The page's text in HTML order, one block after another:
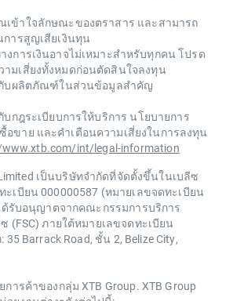
ข้าใจลักษณะของตราสาร และสามารถ
การสูญเสียเงินทุน
งการเงินอาจไม่เหมาะสำหรับทุกคน โปรด
ามเสี่ยงทั้งหมดก่อนตัดสินใจลงทุน
กับผลิตภัณฑ์ในส่วนข้อมูลสำคัญ
บกฎระเบียบการให้บริการ นโยบายการ
อขาย และคำเตือนความเสี่ยงในการลงทุน
int/legal-information
เป็นบริษัทจำกัดที่จัดตั้งขึ้นในเบลีซ
เบียน 000000587 (หมายเลขจดทะเบียน
ด้รับอนุญาตจากคณะกรรมการบริการ
(FSC) ภายใต้หมายเลขจดทะเบียน
Barrack Road, ชั้น 2, Belize City,
การค้าของกลุ่ม XTB Group. XTB Group